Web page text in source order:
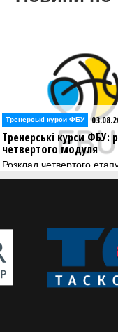
Тренерські курси ФБУ
Тренерські курси ФБУ:
четвертого модуля
Розклад четвертого